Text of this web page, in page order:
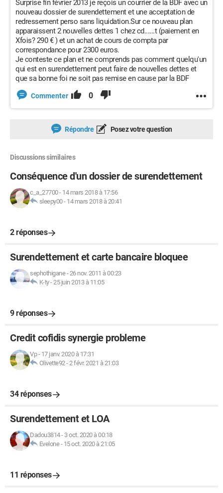
Surprise fin février 2013 je reçois un courrier de la BDF avec un
nouveau dossier de surendettement et une acceptation de
redressement perso sans liquidation.Sur ce nouveau plan
apparaissent 2 nouvelles dettes 1 chez cd......t (paiement en
Xfois? 290 € ) et un achat de cours de compta par
correspondance pour 2300 euros.
Je conteste ce plan et ne comprends pas comment quelqu'un
qui est en surendettement peut faire de nouvelles dettes et
que sa bonne foi ne soit pas remise en cause par la BDF
Commenter 0
Répondre Posez votre question
Discussions similaires
Conséquence d'un dossier de surendettement
c_a_27700- 14 mars 2018 à 17:56
sleepy00- 14 mars 2018 à 20:41
2 réponses
Surendettement et carte bancaire bloquee
sephothigane-26 nov. 2011 à 00:23
K-ty-25 juin 2013 à 11:05
9 réponses
Credit cofidis synergie probleme
Vp- 17 janv. 2020 à 17:31
Olivette92-2 févr. 2021 à 21:03
34 réponses
Surendettement et LOA
Dadou3814- 3 oct. 2020 à 00:18
Evelone- 15 oct. 2020 à 21:05
11 réponses